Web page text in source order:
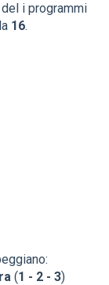
i programmi
16.
(1 - 2 - 3)